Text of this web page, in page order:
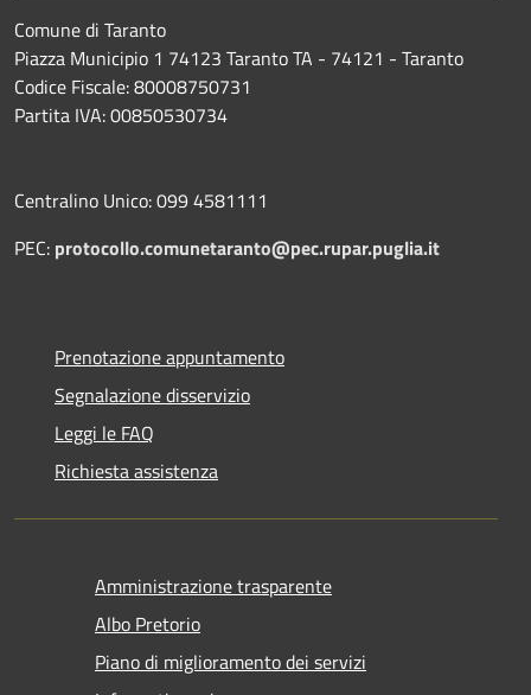
Comune di Taranto
Piazza Municipio 1 74123 Taranto TA - 74121 - Taranto
Codice Fiscale: 80008750731
Partita IVA: 00850530734
Centralino Unico: 099 4581111
PEC: protocollo.comunetaranto@pec.rupar.puglia.it
Prenotazione appuntamento
Segnalazione disservizio
Leggi le FAQ
Richiesta assistenza
Amministrazione trasparente
Albo Pretorio
Piano di miglioramento dei servizi